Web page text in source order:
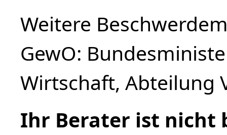
Weitere
GewO:
Wirtschaft, Abteilung
Ihr Berater ist nicht